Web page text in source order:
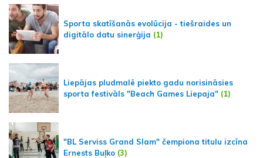
Sporta skatīšanās evolūcija - tiešraides un
digitālo datu sinerģija (1)
Liepājas pludmalē piekto gadu norisināsies
sporta festivāls "Beach Games Liepaja" (1)
"BL Serviss Grand Slam" čempiona titulu izcīna
Ernests Buļko (3)